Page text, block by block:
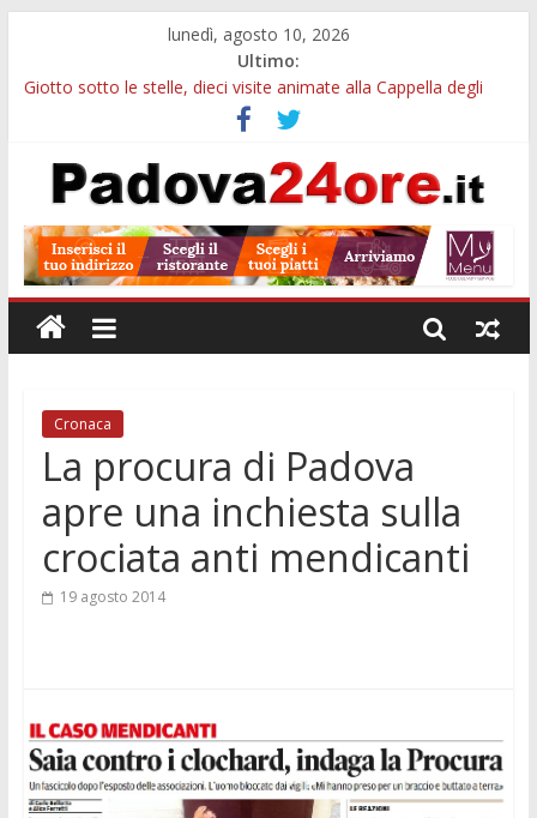
lunedì, agosto 10, 2026
Ultimo:
Giotto sotto le stelle, dieci visite animate alla Cappella degli
Notizie di Padova alle ore 23: borse Eni, musei gratuiti e
scadenze universitarie
Concorso Claudio Scimone, 14mila euro ai giovani musicisti:
Gemellaggi internazionali, 100mila euro ai Comuni veneti:
domande entro il 7 settembre
Alloggi ESU Padova 2026-2027: requisiti, scadenze e domanda
per ottenere un posto letto
Cronaca
La procura di Padova
apre una inchiesta sulla
crociata anti mendicanti
19 agosto 2014